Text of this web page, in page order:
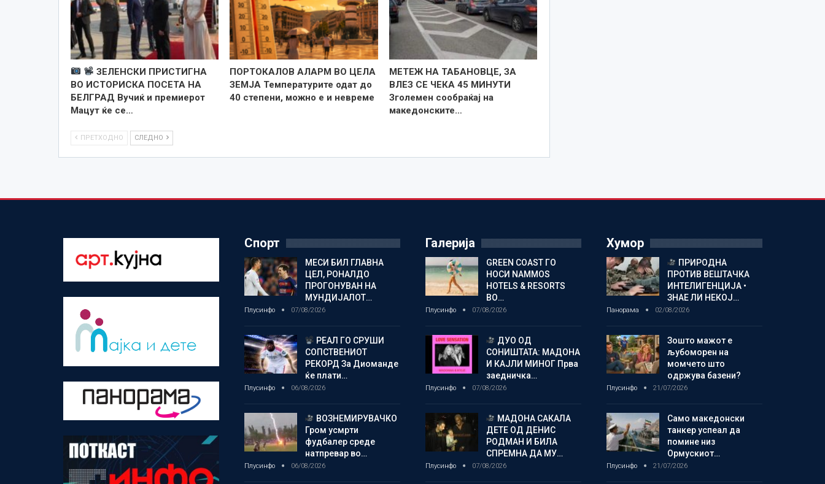
ЗЕЛЕНСКИ ПРИСТИГНА
ВО ИСТОРИСКА ПОСЕТА НА
БЕЛГРАД Вучиќ и премиерот
Мацут ќе се…
ПОРТОКАЛОВ АЛАРМ ВО ЦЕЛА
ЗЕМЈА Температурите одат до
40 степени, можно е и невреме
МЕТЕЖ НА ТАБАНОВЦЕ, ЗА
ВЛЕЗ СЕ ЧЕКА 45 МИНУТИ
Зголемен сообраќај на
македонските…
ПРЕТХОДНО СЛЕДНО
Спорт
МЕСИ БИЛ ГЛАВНА
ЦЕЛ, РОНАЛДО
ПРОГОНУВАН НА
МУНДИЈАЛОТ…
Плусинфо 07/08/2026
РЕАЛ ГО СРУШИ
СОПСТВЕНИОТ
РЕКОРД За Диоманде
ќе плати…
Плусинфо 06/08/2026
ВОЗНЕМИРУВАЧКО
Гром усмрти
фудбалер среде
натпревар во…
Плусинфо 06/08/2026
Галерија
GREEN COAST ГО
НОСИ NAMMOS
HOTELS & RESORTS
ВО…
Плусинфо 07/08/2026
ДУО ОД
СОНИШТАТА: МАДОНА
И КАЈЛИ МИНОГ Прва
заедничка…
Плусинфо 07/08/2026
МАДОНА САКАЛА
ДЕТЕ ОД ДЕНИС
РОДМАН И БИЛА
СПРЕМНА ДА МУ…
Плусинфо 07/08/2026
Хумор
ПРИРОДНА
ПРОТИВ ВЕШТАЧКА
ИНТЕЛИГЕНЦИЈА •
ЗНАЕ ЛИ НЕКОЈ…
Панорама 02/08/2026
Зошто мажот е
љубоморен на
момчето што
одржува базени?
Плусинфо 21/07/2026
Само македонски
танкер успеал да
помине низ
Ормускиот…
Плусинфо 21/07/2026